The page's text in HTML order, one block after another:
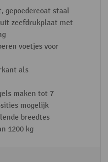
gepoedercoat staal
zeefdrukplaat met
voetjes voor
als
maken tot 7
mogelijk
breedtes
1200 kg